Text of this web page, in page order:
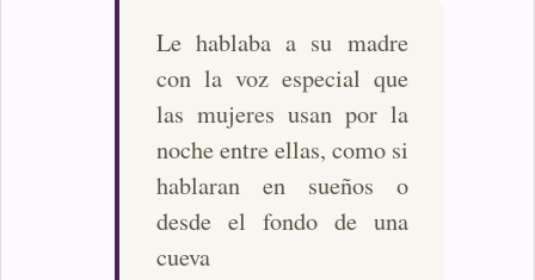
Le hablaba a su madre
con la voz especial que
las mujeres usan por la
noche entre ellas, como si
hablaran en sueños o
desde el fondo de una
cueva